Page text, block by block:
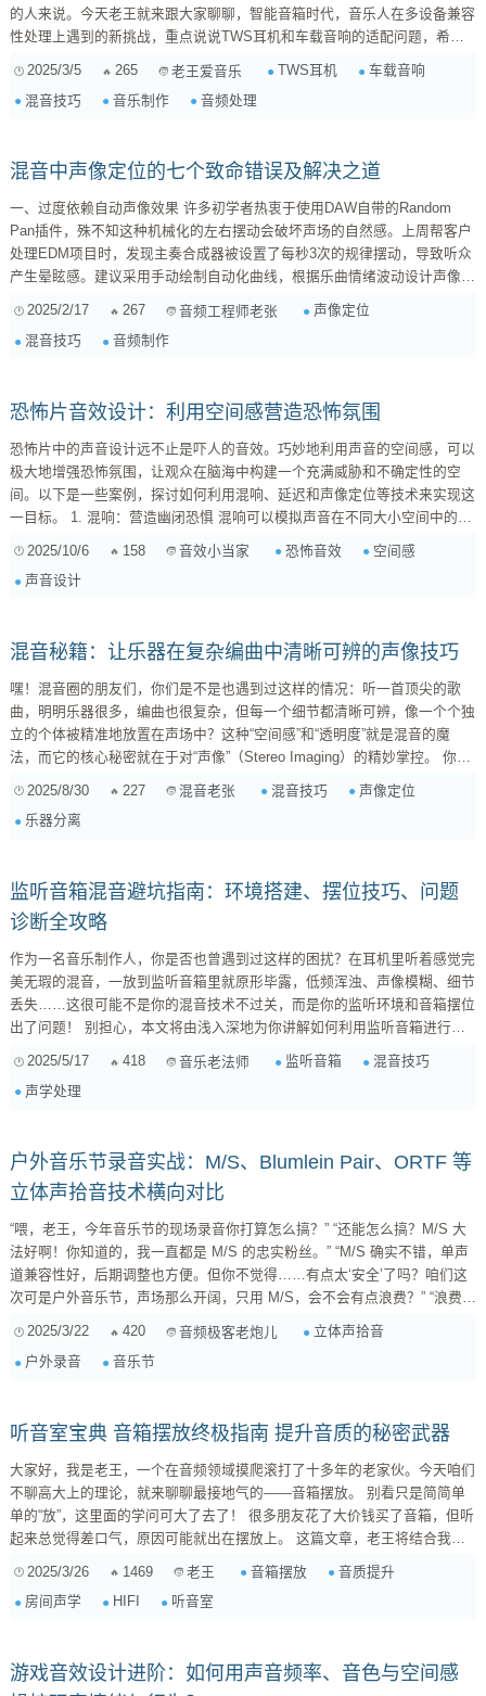
的人来说。今天老王就来跟大家聊聊，智能音箱时代，音乐人在多设备兼容
性处理上遇到的新挑战，重点说说TWS耳机和车载音响的适配问题，希望
里。现在可不一样了，智能音箱、TWS耳机、车载音响，甚至智能手表都
2025/3/5 265 老王爱音乐 TWS耳机
车载音响
混音技巧
音乐制作 音频处理
混音中声像定位的七个致命错误及解决之道
一、过度依赖自动声像效果 许多初学者热衷于使用DAW自带的Random
Pan插件，殊不知这种机械化的左右摆动会破坏声场的自然感。上周帮客户
处理EDM项目时，发现主奏合成器被设置了每秒3次的规律摆动，导致听众
产生晕眩感。建议采用手动绘制自动化曲线，根据乐曲情绪波动设计声像移
动，例如在副歌前奏部分让pad音色从右向左缓慢漂移。 二、忽视单声道兼
放。笔者曾将精心设计的立体声吉他扫弦发给客户，结果在手机外放时完全
2025/2/17 267 音频工程师老张
声像定位
混音技巧
音频制作
恐怖片音效设计：利用空间感营造恐怖氛围
恐怖片中的声音设计远不止是吓人的音效。巧妙地利用声音的空间感，可以
极大地增强恐怖氛围，让观众在脑海中构建一个充满威胁和不确定性的空
间。以下是一些案例，探讨如何利用混响、延迟和声像定位等技术来实现这
一目标。 1. 混响：营造幽闭恐惧 混响可以模拟声音在不同大小空间中的反
色仿佛置身于一个巨大而空旷的场所，加剧了他们的孤立感和恐惧感。
2025/10/6 158 音效小当家 恐怖音效
空间感
声音设计
混音秘籍：让乐器在复杂编曲中清晰可辨的声像技巧
嘿！混音圈的朋友们，你们是不是也遇到过这样的情况：听一首顶尖的歌
曲，明明乐器很多，编曲也很复杂，但每一个细节都清晰可辨，像一个个独
立的个体被精准地放置在声场中？这种“空间感”和“透明度”就是混音的魔
法，而它的核心秘密就在于对“声像”（Stereo Imaging）的精妙掌控。 你问
聊聊，如何运用各种混音工具，让你的乐器在声场中找到自己独特的“位
置”，即便在复杂的编曲中也能熠熠生辉。 什么是声像？超越左右的立体空
2025/8/30 227 混音老张 混音技巧
声像定位
乐器分离
监听音箱混音避坑指南：环境搭建、摆位技巧、问题
诊断全攻略
作为一名音乐制作人，你是否也曾遇到过这样的困扰？在耳机里听着感觉完
美无瑕的混音，一放到监听音箱里就原形毕露，低频浑浊、声像模糊、细节
丢失……这很可能不是你的混音技术不过关，而是你的监听环境和音箱摆位
出了问题！ 别担心，本文将由浅入深地为你讲解如何利用监听音箱进行精
准混音，从监听环境的搭建、音箱的摆位，到如何通过监听音箱判断混音问
题，手把手带你打造一个专业的个人工作室。 一、监听环境搭建：打造你
的专属“声音实验室” 一个良好的监听环境是精准混音的基础。想象一下，如
2025/5/17 418 音乐老法师 监听音箱
混音技巧
声学处理
户外音乐节录音实战：M/S、Blumlein Pair、ORTF 等
立体声拾音技术横向对比
“喂，老王，今年音乐节的现场录音你打算怎么搞？” “还能怎么搞？M/S 大
法好啊！你知道的，我一直都是 M/S 的忠实粉丝。” “M/S 确实不错，单声
道兼容性好，后期调整也方便。但你不觉得……有点太‘安全’了吗？咱们这
次可是户外音乐节，声场那么开阔，只用 M/S，会不会有点浪费？” “浪费？
老兄，你这话说的……M/S 可是经典技术！多少大师都用它！” “我知道
M/S 经典，但时代在进步嘛！要不咱们试试其他的立体声拾音技术？比如
Blumlein Pair、ORTF？或者干脆来个组合拳，把几种技术结合起来用？”
2025/3/22 420 音频极客老炮儿
立体声拾音
户外录音
音乐节
听音室宝典 音箱摆放终极指南 提升音质的秘密武器
大家好，我是老王，一个在音频领域摸爬滚打了十多年的老家伙。今天咱们
不聊高大上的理论，就来聊聊最接地气的——音箱摆放。 别看只是简简单
单的“放”，这里面的学问可大了去了！ 很多朋友花了大价钱买了音箱，但听
起来总觉得差口气，原因可能就出在摆放上。 这篇文章，老王将结合我多
这可是音箱摆放的基础。 别小看你的房间，它可是个“声学盒子”，会直接影
2025/3/26 1469 老王 音箱摆放
音质提升
房间声学
HIFI 听音室
游戏音效设计进阶：如何用声音频率、音色与空间感